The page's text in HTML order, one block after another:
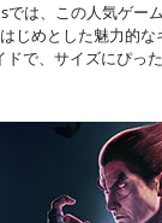
は、この人気ゲ
めとした魅力的
で、サイズにぴ